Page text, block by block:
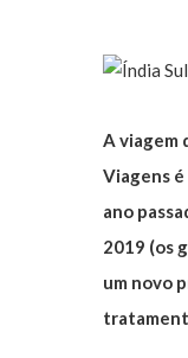
A viagem
Viagens
ano
2019 (os
um novo